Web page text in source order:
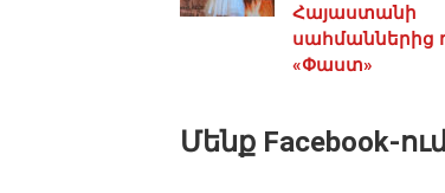
Հայաստանի
սահմաններից
«Փաստ»
Մենք Facebook-